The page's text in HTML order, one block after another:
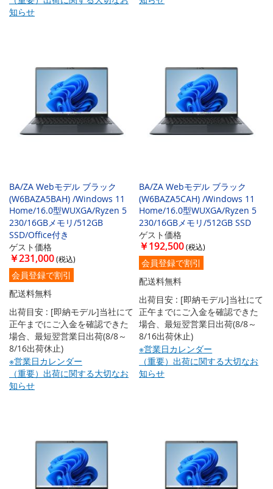
知らせ
BA/ZA Webモデル ブラック
(W6BAZA5BAH) /Windows 11
Home/16.0型WUXGA/Ryzen 5
230/16GBメモリ/512GB
SSD/Office付き
ゲスト価格
￥231,000
会員登録で割引
配送料無料
出荷目安 : [即納モデル]当社にて
正午までにご入金を確認できた
場合、最短翌営業日出荷(8/8～
8/16出荷休止)
※営業日カレンダー
（重要）出荷に関する大切なお
知らせ
BA/ZA Webモデル ブラック
(W6BAZA5CAH) /Windows 11
Home/16.0型WUXGA/Ryzen 5
230/16GBメモリ/512GB SSD
ゲスト価格
￥192,500
会員登録で割引
配送料無料
出荷目安 : [即納モデル]当社にて
正午までにご入金を確認できた
場合、最短翌営業日出荷(8/8～
8/16出荷休止)
※営業日カレンダー
（重要）出荷に関する大切なお
知らせ